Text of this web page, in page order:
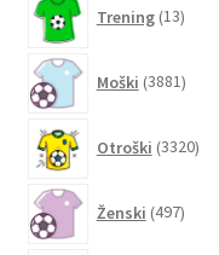
Trening 13
Moški 3881
Otroški 3320
Ženski 497